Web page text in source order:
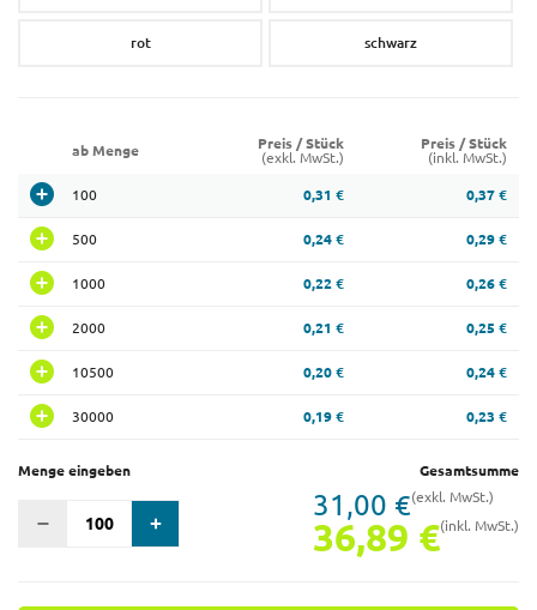
rot schwarz
ab Menge
Preis / Stück
(exkl. MwSt.)
Preis / Stück
(inkl. MwSt.)
100 0,31 € 0,37 €
500 0,24 € 0,29 €
1000 0,22 € 0,26 €
2000 0,21 € 0,25 €
10500 0,20 € 0,24 €
30000 0,19 € 0,23 €
Menge eingeben Gesamtsumme
31,00 €(exkl. MwSt.)
36,89 €(inkl. MwSt.)